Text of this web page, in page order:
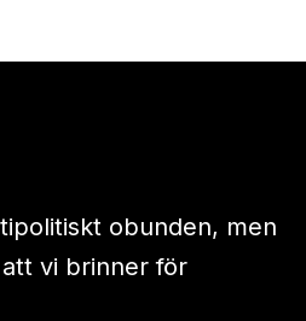
obunden, men
vi brinner för